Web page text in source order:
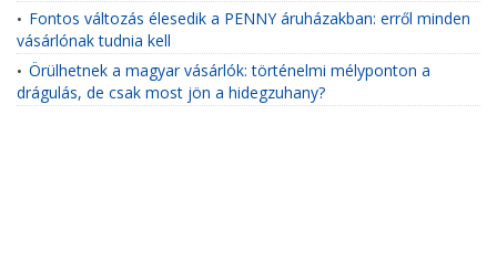
• Fontos változás élesedik a PENNY áruházakban: erről minden
vásárlónak tudnia kell
• Örülhetnek a magyar vásárlók: történelmi mélyponton a
drágulás, de csak most jön a hidegzuhany?